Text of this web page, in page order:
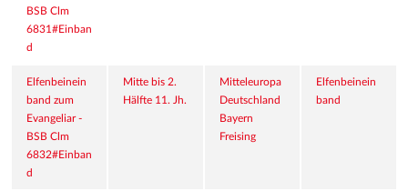
BSB Clm
6831#Einban
d
Elfenbeinein
band zum
Evangeliar -
BSB Clm
6832#Einban
d
Mitte bis 2.
Hälfte 11. Jh.
Mitteleuropa
Deutschland
Bayern
Freising
Elfenbeinein
band